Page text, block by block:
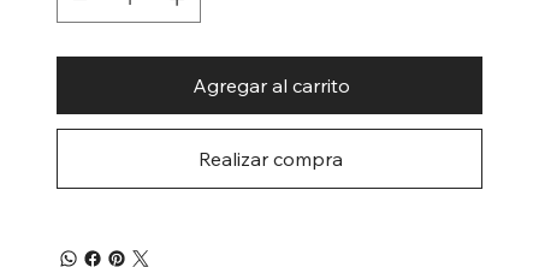
Agregar al carrito
Realizar compra